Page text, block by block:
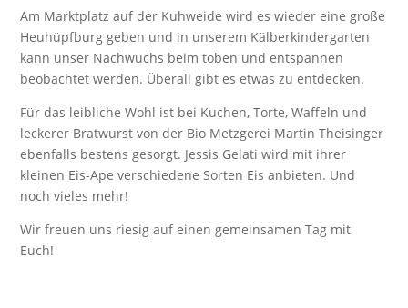
Am Marktplatz auf der Kuhweide wird es wieder eine große
Heuhüpfburg geben und in unserem Kälberkindergarten
kann unser Nachwuchs beim toben und entspannen
beobachtet werden. Überall gibt es etwas zu entdecken.
Für das leibliche Wohl ist bei Kuchen, Torte, Waffeln und
leckerer Bratwurst von der Bio Metzgerei Martin Theisinger
ebenfalls bestens gesorgt. Jessis Gelati wird mit ihrer
kleinen Eis-Ape verschiedene Sorten Eis anbieten. Und
noch vieles mehr!
Wir freuen uns riesig auf einen gemeinsamen Tag mit
Euch!